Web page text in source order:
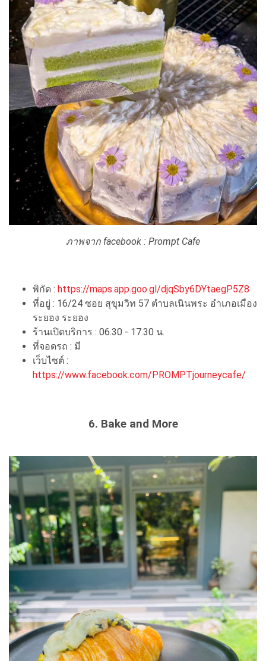
ภาพจาก facebook : Prompt Cafe
พิกัด : https://maps.app.goo.gl/djqSby6DYtaegP5Z8
ที่อยู่ : 16/24 ซอย สุขุมวิท 57 ตำบลเนินพระ อำเภอเมือง
ระยอง ระยอง
ร้านเปิดบริการ : 06.30 - 17.30 น.
ที่จอดรถ : มี
เว็บไซต์ :
https://www.facebook.com/PROMPTjourneycafe/
6. Bake and More